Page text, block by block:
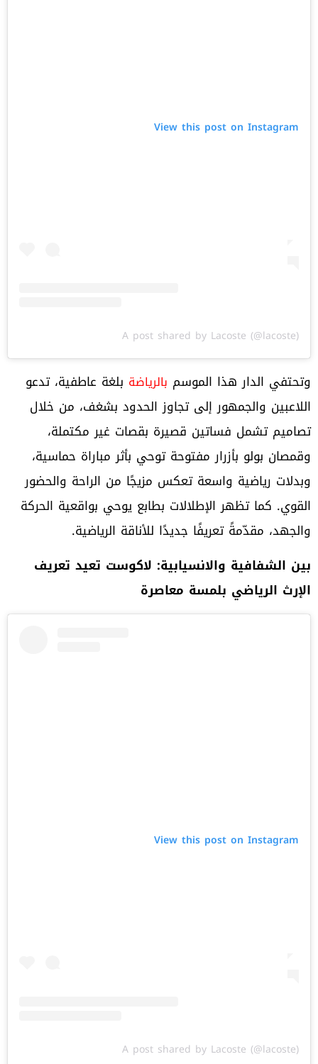
View this post on Instagram
A post shared by Lacoste (@lacoste)
وتحتفي الدار هذا الموسم بالرياضة بلغة عاطفية، تدعو
اللاعبين والجمهور إلى تجاوز الحدود بشغف، من خلال
تصاميم تشمل فساتين قصيرة بقصات غير مكتملة،
وقمصان بولو بأزرار مفتوحة توحي بأثر مباراة حماسية،
وبدلات رياضية واسعة تعكس مزيجًا من الراحة والحضور
القوي. كما تظهر الإطلالات بطابع يوحي بواقعية الحركة
والجهد، مقدّمةً تعريفًا جديدًا للأناقة الرياضية.
بين الشفافية والانسيابية: لاكوست تعيد تعريف
الإرث الرياضي بلمسة معاصرة
View this post on Instagram
A post shared by Lacoste (@lacoste)